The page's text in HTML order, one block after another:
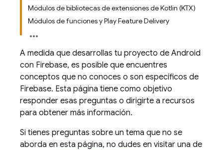
Módulos de bibliotecas de extensiones de Kotlin (KTX)
Módulos de funciones y Play Feature Delivery
A medida que desarrollas tu proyecto de Android
con Firebase, es posible que encuentres
conceptos que no conoces o son específicos de
Firebase. Esta página tiene como objetivo
responder esas preguntas o dirigirte a recursos
para obtener más información.
Si tienes preguntas sobre un tema que no se
aborda en esta página, no dudes en visitar una de